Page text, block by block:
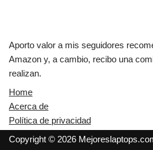
Aporto valor a mis seguidores
Amazon y, a cambio, recibo una
realizan.
Home
Acerca de
Política de privacidad
Copyright © 2026